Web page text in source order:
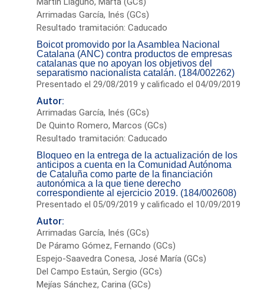
Arrimadas García, Inés (GCs)
Resultado tramitación: Caducado
Boicot promovido por la Asamblea Nacional
Catalana (ANC) contra productos de empresas
catalanas que no apoyan los objetivos del
separatismo nacionalista catalán. (184/002262)
Presentado el 29/08/2019 y calificado el 04/09/2019
Autor:
Arrimadas García, Inés (GCs)
De Quinto Romero, Marcos (GCs)
Resultado tramitación: Caducado
Bloqueo en la entrega de la actualización de los
anticipos a cuenta en la Comunidad Autónoma
de Cataluña como parte de la financiación
autonómica a la que tiene derecho
correspondiente al ejercicio 2019. (184/002608)
Presentado el 05/09/2019 y calificado el 10/09/2019
Autor:
Arrimadas García, Inés (GCs)
De Páramo Gómez, Fernando (GCs)
Espejo-Saavedra Conesa, José María (GCs)
Del Campo Estaún, Sergio (GCs)
Mejías Sánchez, Carina (GCs)